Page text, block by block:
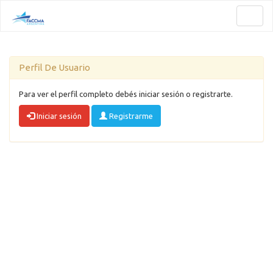
Perfil De Usuario
Para ver el perfil completo debés iniciar sesión o registrarte.
Iniciar sesión Registrarme